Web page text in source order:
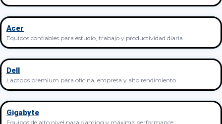
Acer
Equipos confiables para estudio, trabajo y productividad diaria
Dell
Laptops premium para oficina, empresa y alto rendimiento
Gigabyte
Equipos de alto nivel para gaming y máxima performance